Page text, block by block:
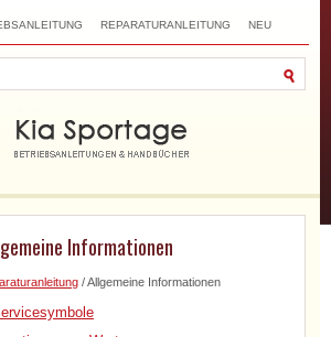
REPARATURANLEITUNG NEU
Informationen
/ Allgemeine Informationen